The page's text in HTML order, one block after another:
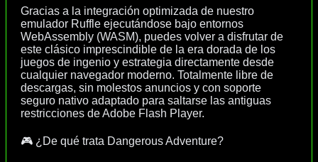
Gracias a la integración optimizada de nuestro
emulador Ruffle ejecutándose bajo entornos
WebAssembly (WASM), puedes volver a disfrutar de
este clásico imprescindible de la era dorada de los
juegos de ingenio y estrategia directamente desde
cualquier navegador moderno. Totalmente libre de
descargas, sin molestos anuncios y con soporte
seguro nativo adaptado para saltarse las antiguas
restricciones de Adobe Flash Player.
🎮 ¿De qué trata Dangerous Adventure?